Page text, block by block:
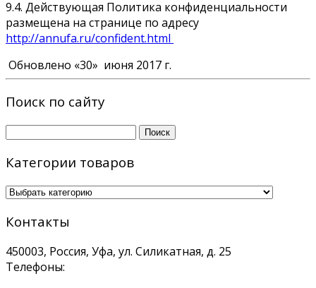
9.4. Действующая Политика конфиденциальности
размещена на странице по адресу
http://annufa.ru/confident.html
Обновлено «30» июня 2017 г.
Поиск по сайту
Найти:
Категории товаров
Контакты
450003, Россия, Уфа, ул. Силикатная, д. 25
Телефоны: